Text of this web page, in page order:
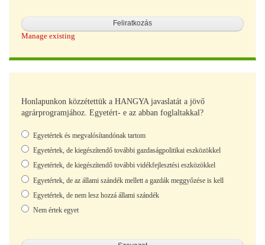
Manage existing
Honlapunkon közzétettük a HANGYA javaslatát a jövő
agrárprogramjához. Egyetért- e az abban foglaltakkal?
Választások
Egyetértek és megvalósítandónak tartom
Egyetértek, de kiegészítendő további gazdaságpolitikai eszközökkel
Egyetértek, de kiegészítendő további vidékfejlesztési eszközökkel
Egyetértek, de az állami szándék mellett a gazdák meggyőzése is kell
Egyetértek, de nem lesz hozzá állami szándék
Nem értek egyet